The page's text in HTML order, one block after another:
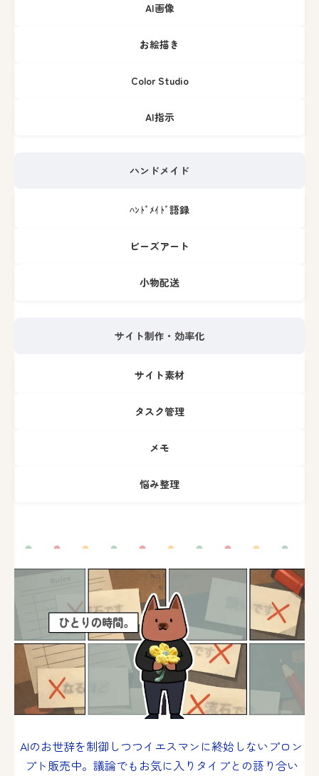
AI画像
お絵描き
Color Studio
AI指示
ハンドメイド
ﾊﾝﾄﾞﾒｲﾄﾞ語録
ビーズアート
小物配送
サイト制作・効率化
サイト素材
タスク管理
メモ
悩み整理
AIのお世辞を制御しつつイエスマンに終始しないプロン
プト販売中。議論でもお気に入りタイプとの語り合い